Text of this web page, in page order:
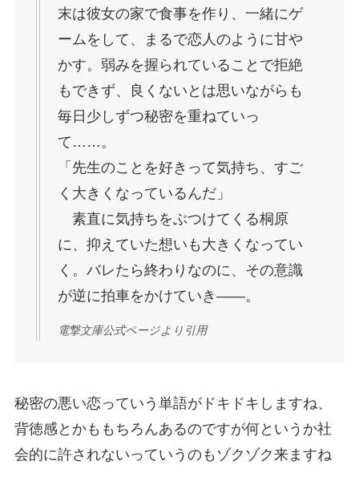
末は彼女の家で食事を作り、一緒にゲ
ームをして、まるで恋人のように甘や
かす。弱みを握られていることで拒絶
もできず、良くないとは思いながらも
毎日少しずつ秘密を重ねていっ
て……。
「先生のことを好きって気持ち、すご
く大きくなっているんだ」
素直に気持ちをぶつけてくる桐原
に、抑えていた想いも大きくなってい
く。バレたら終わりなのに、その意識
が逆に拍車をかけていき――。
電撃文庫公式ページより引用
秘密の悪い恋っていう単語がドキドキしますね、
背徳感とかももちろんあるのですが何というか社
会的に許されないっていうのもゾクゾク来ますね